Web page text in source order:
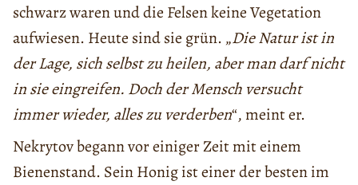
schwarz waren und die Felsen keine Vegetation
aufwiesen. Heute sind sie grün. „Die Natur ist in
der Lage, sich selbst zu heilen, aber man darf nicht
in sie eingreifen. Doch der Mensch versucht
immer wieder, alles zu verderben“, meint er.
Nekrytov begann vor einiger Zeit mit einem
Bienenstand. Sein Honig ist einer der besten im